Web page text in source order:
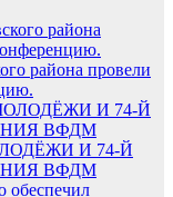
района провели
И 74-Й
ВФДМ